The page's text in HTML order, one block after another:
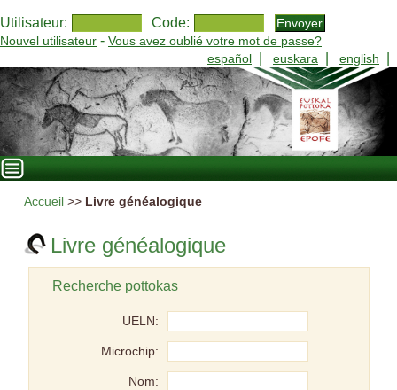
Utilisateur: Code:
Nouvel utilisateur - Vous avez oublié votre mot de passe?
español
euskara english
Accueil >> Livre généalogique
Livre généalogique
Recherche pottokas
UELN:
Microchip:
Nom: